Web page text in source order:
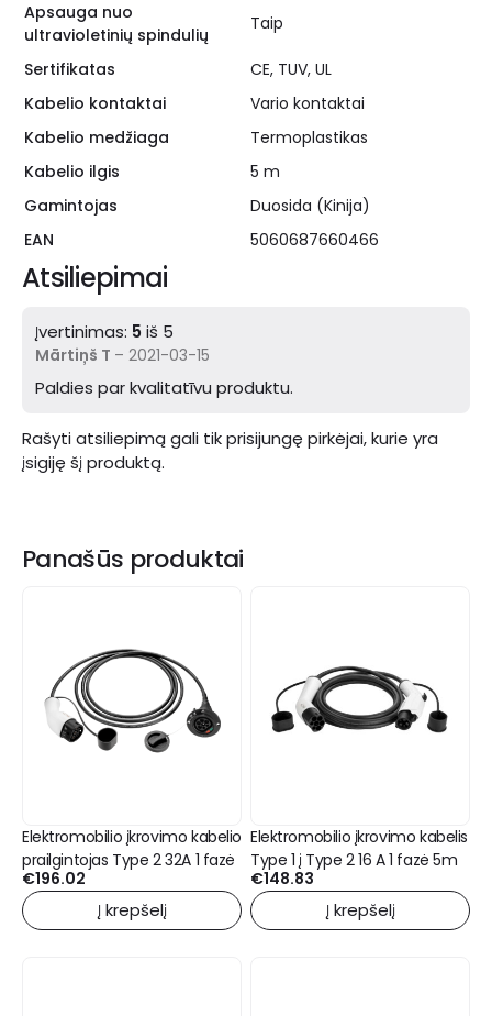
Apsauga nuo
ultravioletinių spindulių
Taip
Sertifikatas
CE, TUV, UL
Kabelio kontaktai
Vario kontaktai
Kabelio medžiaga
Termoplastikas
Kabelio ilgis
5 m
Gamintojas
Duosida (Kinija)
EAN
5060687660466
Atsiliepimai
Įvertinimas: 5 iš 5
Mārtiņš T – 2021-03-15
Paldies par kvalitatīvu produktu.
Rašyti atsiliepimą gali tik prisijungę pirkėjai, kurie yra
įsigiję šį produktą.
Panašūs produktai
Elektromobilio įkrovimo kabelio
prailgintojas Type 2 32A 1 fazė
€196.02
Į krepšelį
Elektromobilio įkrovimo kabelis
Type 1 į Type 2 16 A 1 fazė 5m
€148.83
Į krepšelį